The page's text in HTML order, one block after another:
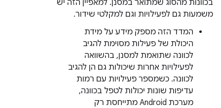
בכוונות מהסוג שמתואר במסנן. למאפיין הזה יש
משמעות גם לפעילויות וגם למקלטי שידור.
המדד הזה מספק מידע על מידת
היכולת של פעילות מסוימת להגיב
לכוונה שתואמת למסנן, בהשוואה
לפעילויות אחרות שיכולות גם הן להגיב
לכוונה. כשמספר פעילויות עם רמות
עדיפות שונות יכולות לטפל בכוונה,
מערכת Android מתייחסת רק